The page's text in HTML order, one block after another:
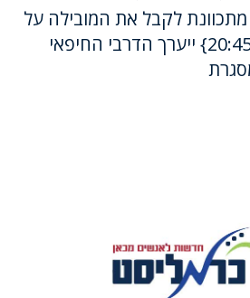
לקבל את המובילה על
שטיח אדום הערב{20:45} ייערך הדרבי החיפאי